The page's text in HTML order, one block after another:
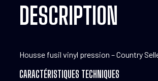
DESCRIPTION
Housse fusil vinyl pression – Country
CARACTÉRISTIQUES TECHNIQUES